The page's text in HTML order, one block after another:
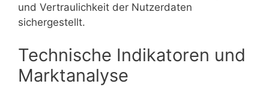
und Vertraulichkeit der Nutzerdaten
sichergestellt.
Technische Indikatoren und
Marktanalyse